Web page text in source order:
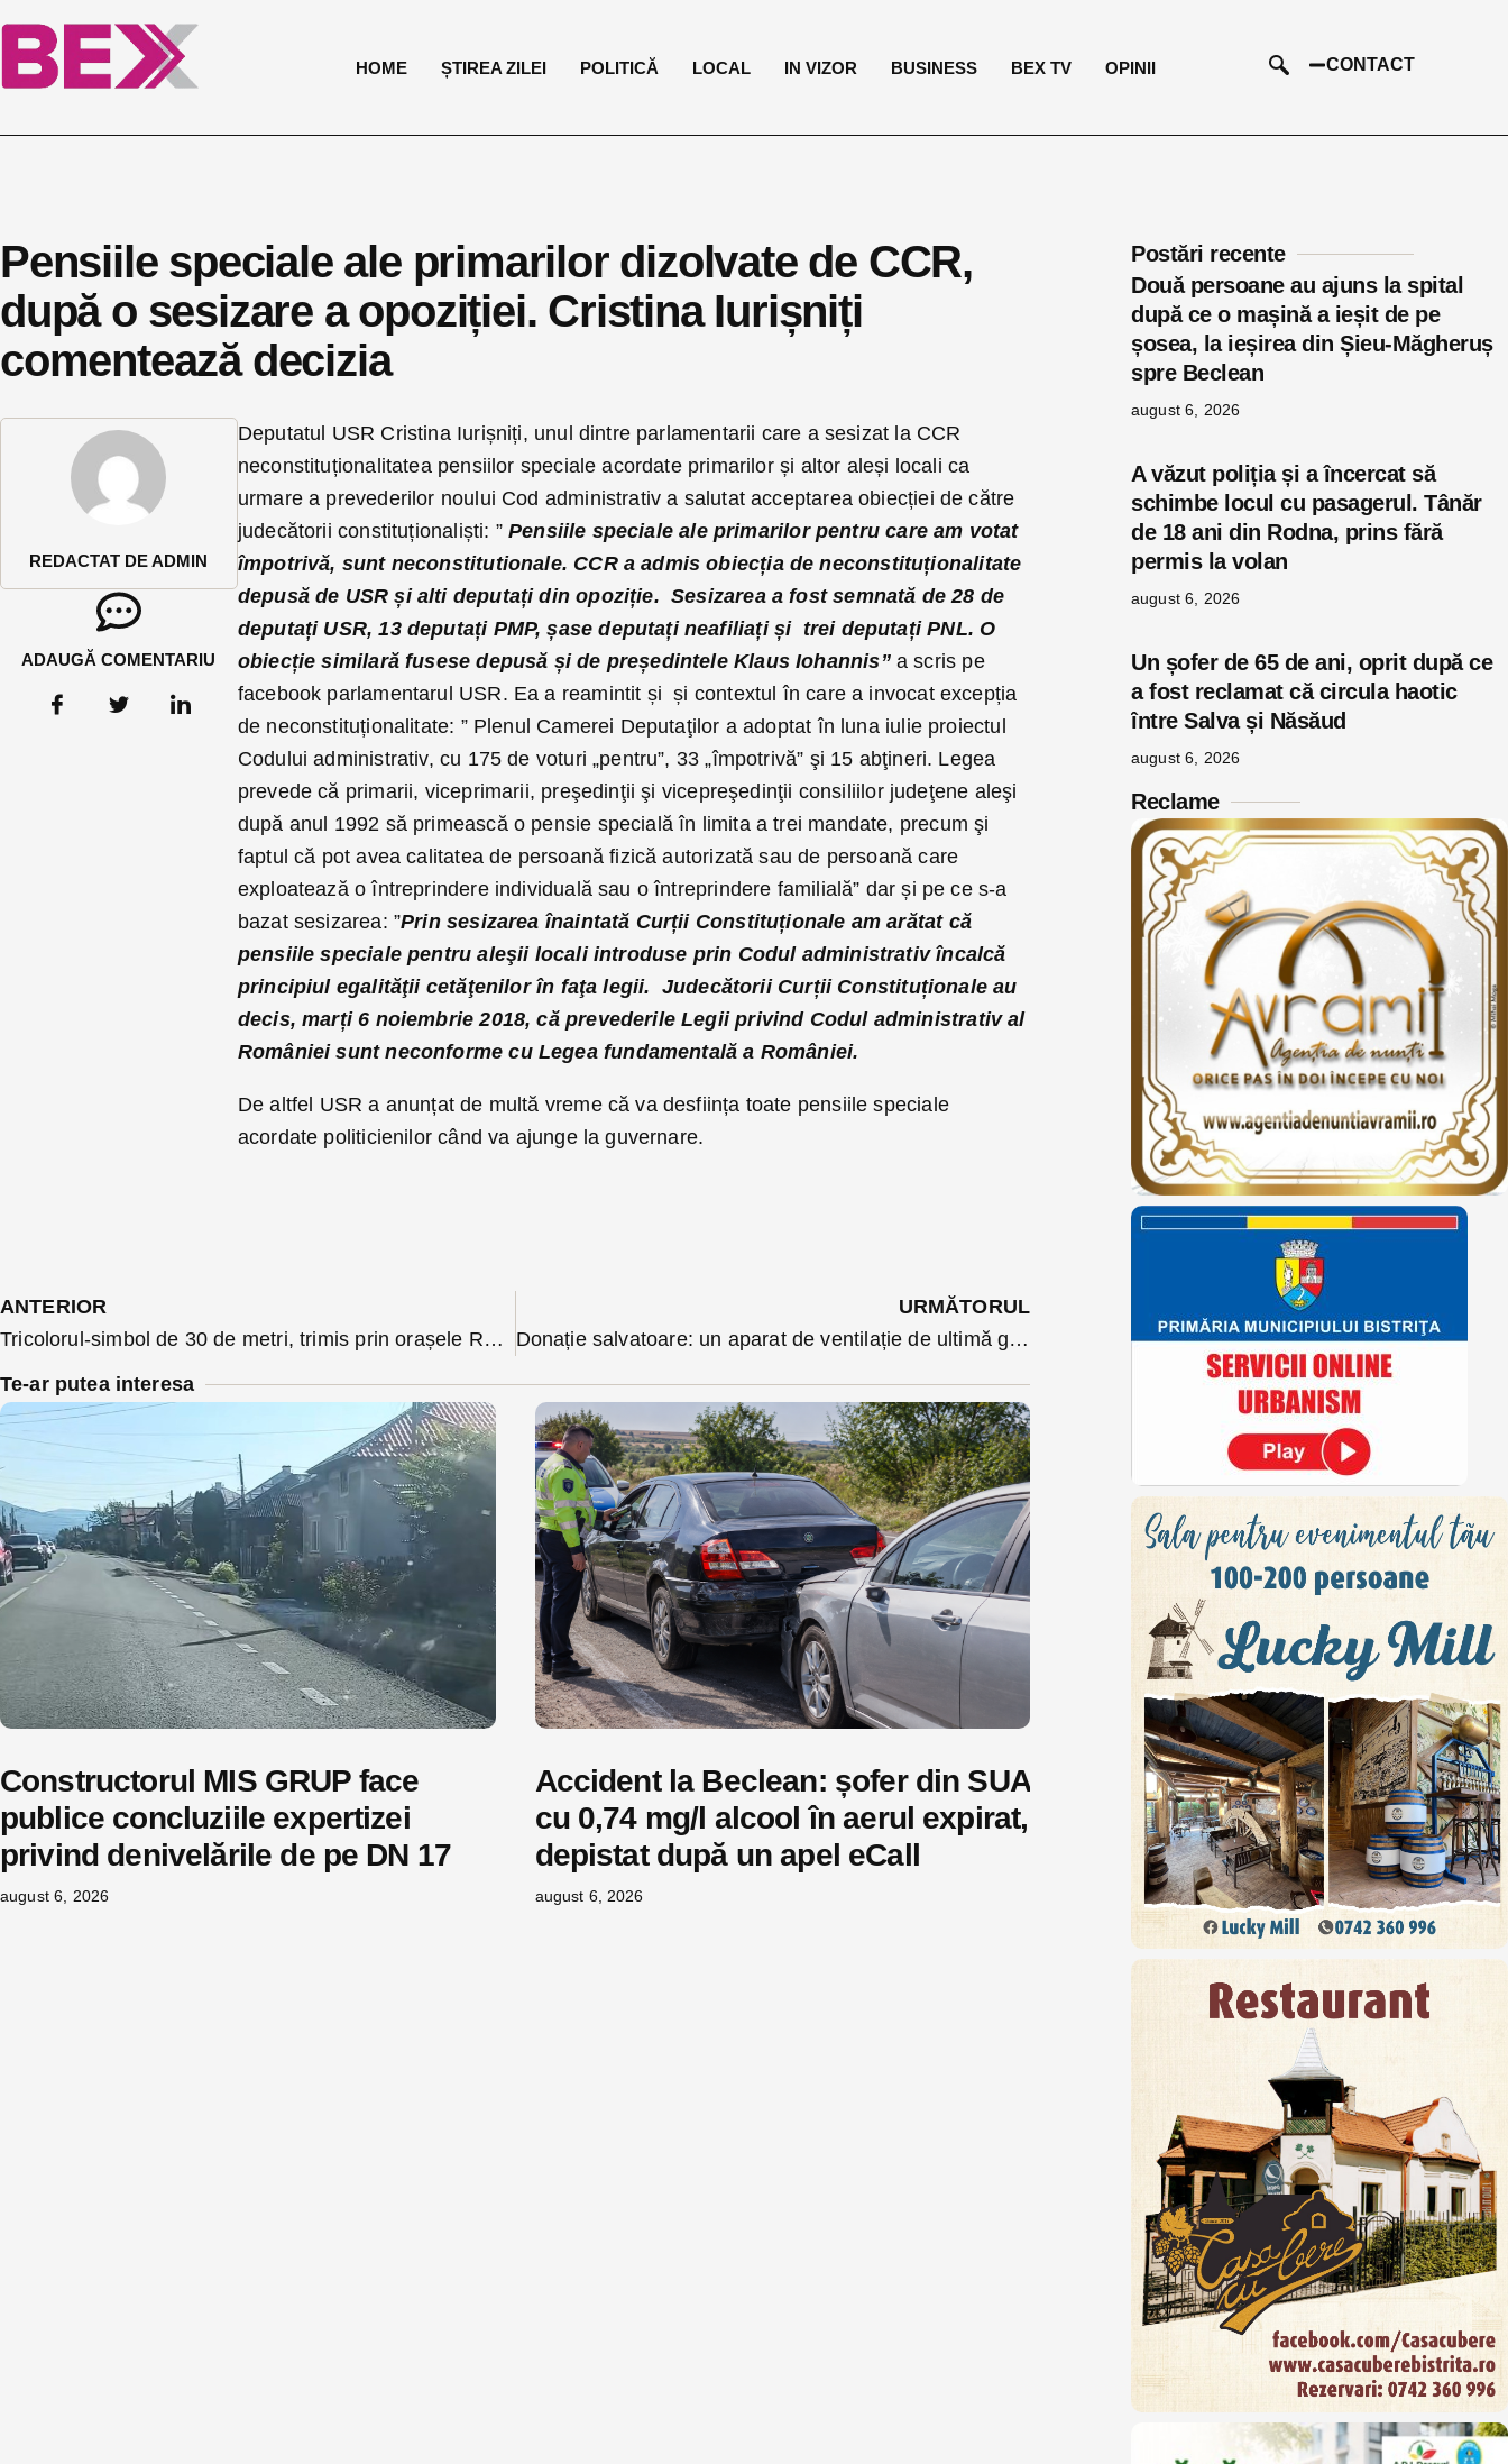
HOME ȘTIREA ZILEI POLITICĂ LOCAL IN VIZOR BUSINESS BEX TV OPINII CONTACT
Pensiile speciale ale primarilor dizolvate de CCR,
după o sesizare a opoziției. Cristina Iurișniți
comentează decizia
REDACTAT DE ADMIN
ADAUGĂ COMENTARIU
Deputatul USR Cristina Iurișniți, unul dintre parlamentarii care a sesizat la CCR
neconstituționalitatea pensiilor speciale acordate primarilor și altor aleși locali ca
urmare a prevederilor noului Cod administrativ a salutat acceptarea obiecției de către
judecătorii constituționaliști: ” Pensiile speciale ale primarilor pentru care am votat
împotrivă, sunt neconstitutionale. CCR a admis obiecția de neconstituționalitate
depusă de USR și alti deputați din opoziție. Sesizarea a fost semnată de 28 de
deputați USR, 13 deputați PMP, șase deputați neafiliați și trei deputați PNL. O
obiecție similară fusese depusă și de președintele Klaus Iohannis” a scris pe
facebook parlamentarul USR. Ea a reamintit și și contextul în care a invocat excepția
de neconstituționalitate: ” Plenul Camerei Deputaţilor a adoptat în luna iulie proiectul
Codului administrativ, cu 175 de voturi „pentru”, 33 „împotrivă” şi 15 abţineri. Legea
prevede că primarii, viceprimarii, preşedinţii şi vicepreşedinţii consiliilor judeţene aleşi
după anul 1992 să primească o pensie specială în limita a trei mandate, precum şi
faptul că pot avea calitatea de persoană fizică autorizată sau de persoană care
exploatează o întreprindere individuală sau o întreprindere familială” dar și pe ce s-a
bazat sesizarea: ”Prin sesizarea înaintată Curții Constituționale am arătat că
pensiile speciale pentru aleşii locali introduse prin Codul administrativ încalcă
principiul egalităţii cetăţenilor în faţa legii. Judecătorii Curții Constituționale au
decis, marți 6 noiembrie 2018, că prevederile Legii privind Codul administrativ al
României sunt neconforme cu Legea fundamentală a României.
De altfel USR a anunțat de multă vreme că va desființa toate pensiile speciale
acordate politicienilor când va ajunge la guvernare.
ANTERIOR
Tricolorul-simbol de 30 de metri, trimis prin orașele României de tinerii liberali a fluturat peste Biserica Evanghelică
URMĂTORUL
Donație salvatoare: un aparat de ventilație de ultimă generație adus la Bistrița de ”Salvați Copiii” folosit deja pentru un micuț de 900 grame
Te-ar putea interesa
Constructorul MIS GRUP face
publice concluziile expertizei
privind denivelările de pe DN 17
august 6, 2026
Accident la Beclean: șofer din SUA
cu 0,74 mg/l alcool în aerul expirat,
depistat după un apel eCall
august 6, 2026
Postări recente
Două persoane au ajuns la spital
după ce o mașină a ieșit de pe
șosea, la ieșirea din Șieu-Măgheruș
spre Beclean
august 6, 2026
A văzut poliția și a încercat să
schimbe locul cu pasagerul. Tânăr
de 18 ani din Rodna, prins fără
permis la volan
august 6, 2026
Un șofer de 65 de ani, oprit după ce
a fost reclamat că circula haotic
între Salva și Năsăud
august 6, 2026
Reclame